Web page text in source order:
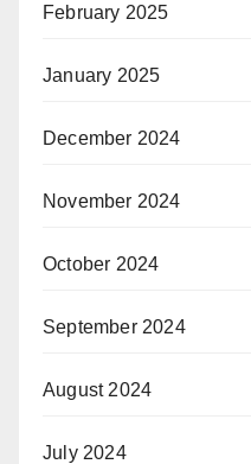
February 2025
January 2025
December 2024
November 2024
October 2024
September 2024
August 2024
July 2024